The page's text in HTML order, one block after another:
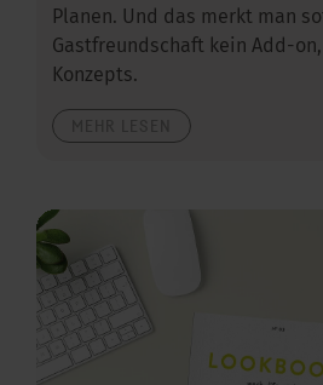
Planen. Und das merkt man
Gastfreundschaft kein Add-
Konzepts.